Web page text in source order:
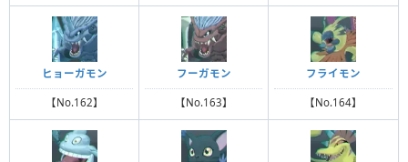
ヒョーガモン
【No.162】
フーガモン
【No.163】
フライモン
【No.164】